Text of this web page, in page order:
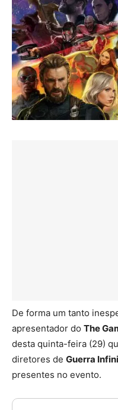
De forma um tanto
apresentador do The
desta quinta-feira (29)
diretores de Guerra
presentes no evento.